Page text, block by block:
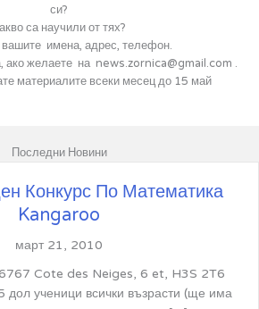
си?
са научили от тях?
имена, адрес, телефон.
ако желаете на news.zornica@gmail.com .
материалите всеки месец до 15 май
Последни Новини
Конкурс По Математика
Kangaroo
март 21, 2010
Cote des Neiges, 6 et, H3S 2T6
дол ученици всички възрасти (ще има